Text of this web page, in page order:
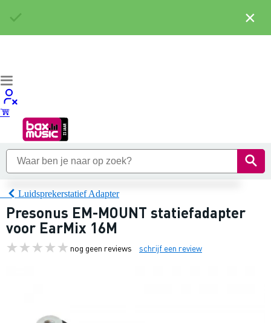
Luidsprekerstatief Adapter
Presonus EM-MOUNT statiefadapter
voor EarMix 16M
nog geen reviews schrijf een review
×